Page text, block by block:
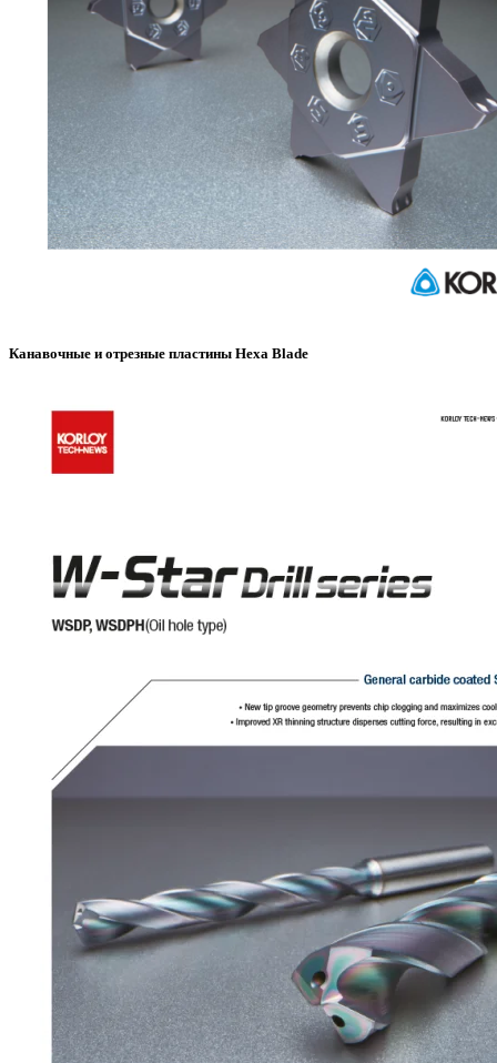
Канавочные и отрезные пластины Hexa Blade